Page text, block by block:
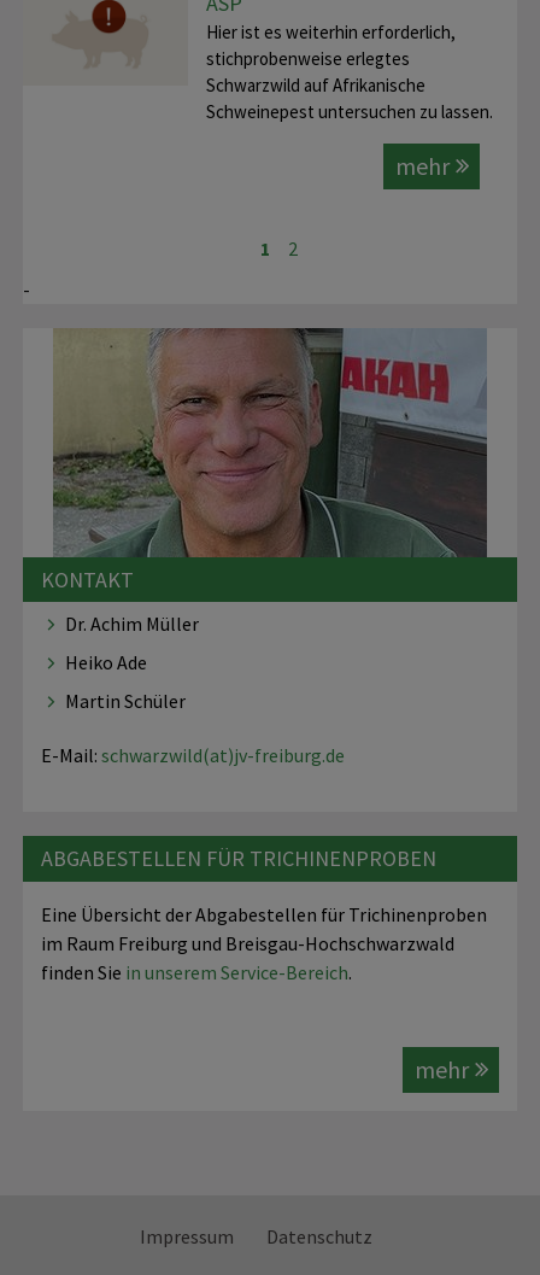
Hier ist es weiterhin erforderlich,
stichprobenweise erlegtes
Schwarzwild auf Afrikanische
Schweinepest untersuchen zu lassen.
mehr
1
2
-
KONTAKT
Dr. Achim Müller
Heiko Ade
Martin Schüler
E-Mail:schwarzwild(at)jv-freiburg.de
ABGABESTELLEN FÜR TRICHINENPROBEN
Eine Übersicht der Abgabestellen für Trichinenproben
im Raum Freiburg und Breisgau-Hochschwarzwald
finden Sie in unserem Service-Bereich.
mehr
Impressum Datenschutz